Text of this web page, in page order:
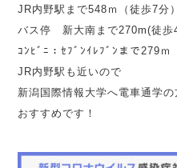
JR内野駅まで548ｍ（徒歩7分）
バス停 新大南まで270m(徒歩
ｺﾝﾋﾞﾆ：ｾﾌﾞﾝｲﾚﾌﾞﾝまで279ｍ
JR内野駅も近いので
新潟国際情報大学へ電車通学の
おすすめです！